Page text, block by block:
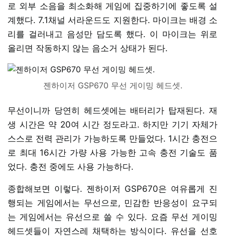
로 외부 소음을 최소화해 게임에 집중하기에 좋도록 설
계했다. 7.1채널 서라운드도 지원한다. 마이크는 배경 소
리를 걸러내고 음성만 담도록 했다. 이 마이크는 위로
올리면 작동하지 않는 음소거 상태가 된다.
젠하이저 GSP670 무선 게이밍 헤드셋.
무선이니까 당연히 헤드셋에는 배터리가 탑재된다. 재
생 시간은 약 20여 시간 정도라고. 하지만 기기 자체가
스스로 전력 관리가 가능하도록 만들었다. 1시간 충전으
로 최대 16시간 가량 사용 가능한 고속 충전 기술도 품
었다. 충전 중에도 사용 가능하다.
종합해보면 이렇다. 젠하이저 GSP670은 여유롭게 진
행되는 게임에서는 무선으로, 민감한 반응성이 요구되
는 게임에서는 유선으로 쓸 수 있다. 요즘 무선 게이밍
헤드셋들이 자연스레 채택하는 방식이다. 유선을 선호